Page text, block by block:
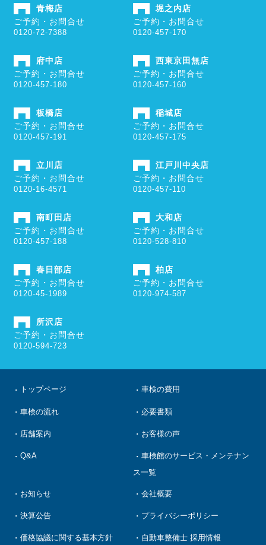
青梅店
ご予約・お問合せ
0120-72-7388
堀之内店
ご予約・お問合せ
0120-457-170
府中店
ご予約・お問合せ
0120-457-180
西東京田無店
ご予約・お問合せ
0120-457-160
板橋店
ご予約・お問合せ
0120-457-191
稲城店
ご予約・お問合せ
0120-457-175
立川店
ご予約・お問合せ
0120-16-4571
江戸川中央店
ご予約・お問合せ
0120-457-110
南町田店
ご予約・お問合せ
0120-457-188
大和店
ご予約・お問合せ
0120-528-810
春日部店
ご予約・お問合せ
0120-45-1989
柏店
ご予約・お問合せ
0120-974-587
所沢店
ご予約・お問合せ
0120-594-723
トップページ 車検の費用
車検の流れ 必要書類
店舗案内 お客様の声
Q&A
車検館のサービス・メンテナン
ス一覧
お知らせ 会社概要
決算公告 プライバシーポリシー
価格協議に関する基本方針 自動車整備士 採用情報